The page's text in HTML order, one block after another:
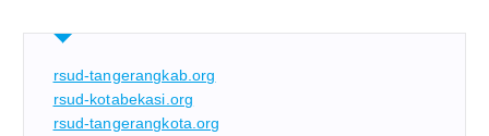
rsud-tangerangkab.org
rsud-kotabekasi.org
rsud-tangerangkota.org